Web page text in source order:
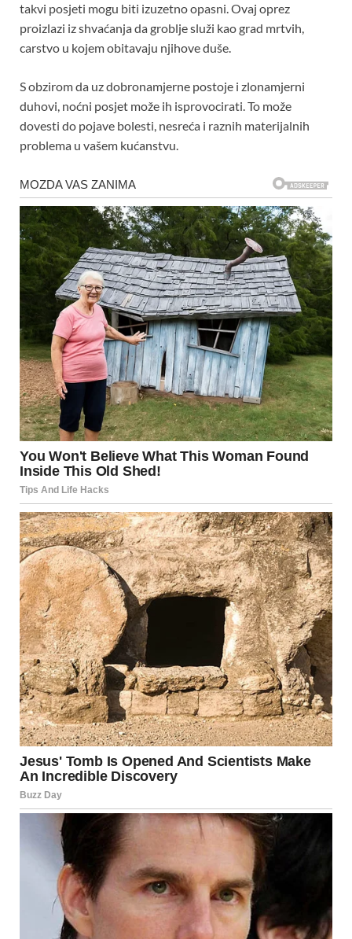
takvi posjeti mogu biti izuzetno opasni. Ovaj oprez
proizlazi iz shvaćanja da groblje služi kao grad mrtvih,
carstvo u kojem obitavaju njihove duše.
S obzirom da uz dobronamjerne postoje i zlonamjerni
duhovi, noćni posjet može ih isprovocirati. To može
dovesti do pojave bolesti, nesreća i raznih materijalnih
problema u vašem kućanstvu.